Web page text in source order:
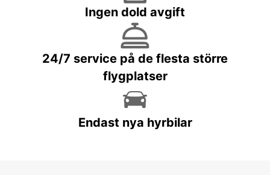
Ingen dold avgift
24/7 service på de flesta större
flygplatser
Endast nya hyrbilar